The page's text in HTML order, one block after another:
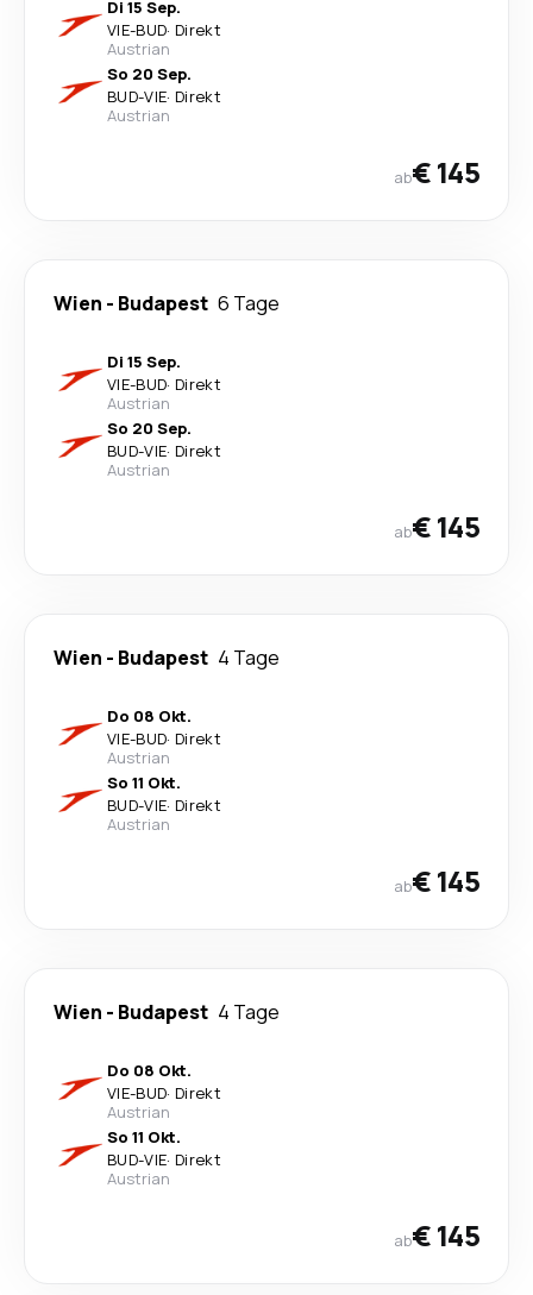
Di 15 Sep.
VIE-BUD· Direkt
Austrian
So 20 Sep.
BUD-VIE· Direkt
Austrian
ab€ 145
Wien - Budapest 6 Tage
Di 15 Sep.
VIE-BUD· Direkt
Austrian
So 20 Sep.
BUD-VIE· Direkt
Austrian
ab€ 145
Wien - Budapest 4 Tage
Do 08 Okt.
VIE-BUD· Direkt
Austrian
So 11 Okt.
BUD-VIE· Direkt
Austrian
ab€ 145
Wien - Budapest 4 Tage
Do 08 Okt.
VIE-BUD· Direkt
Austrian
So 11 Okt.
BUD-VIE· Direkt
Austrian
ab€ 145